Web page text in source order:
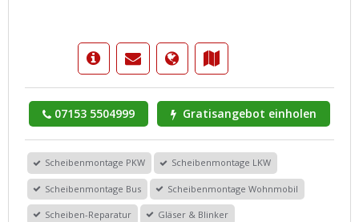
07153 5504999 Gratisangebot einholen
Scheibenmontage PKW Scheibenmontage LKW
Scheibenmontage Bus Scheibenmontage Wohnmobil
Scheiben-Reparatur Gläser & Blinker